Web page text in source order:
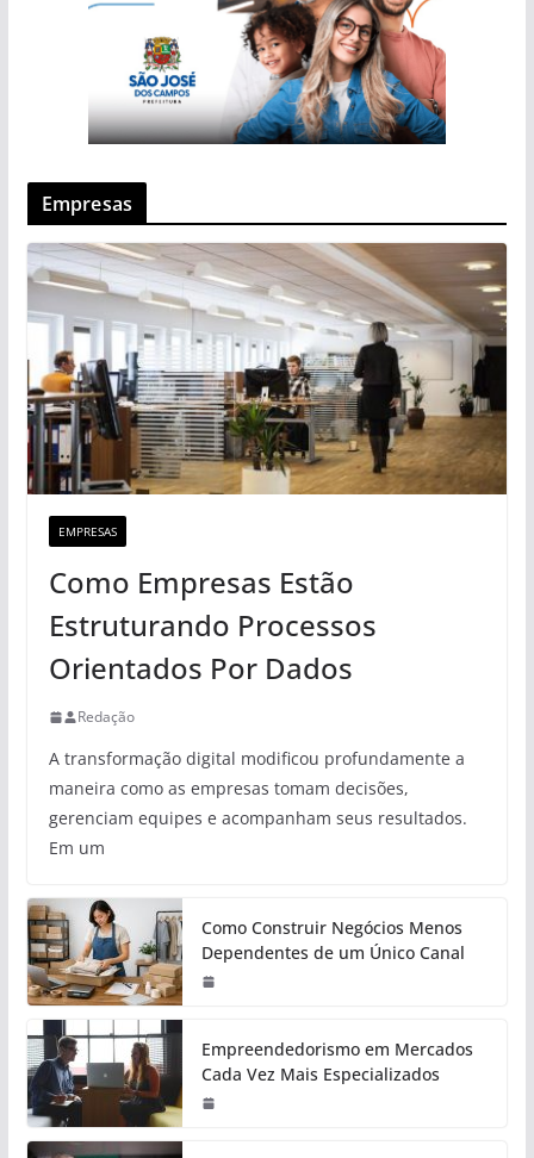
Empresas
EMPRESAS
Como Empresas Estão
Estruturando Processos
Orientados Por Dados
Redação
A transformação digital modificou profundamente a
maneira como as empresas tomam decisões,
gerenciam equipes e acompanham seus resultados.
Em um
Como Construir Negócios Menos
Dependentes de um Único Canal
Empreendedorismo em Mercados
Cada Vez Mais Especializados